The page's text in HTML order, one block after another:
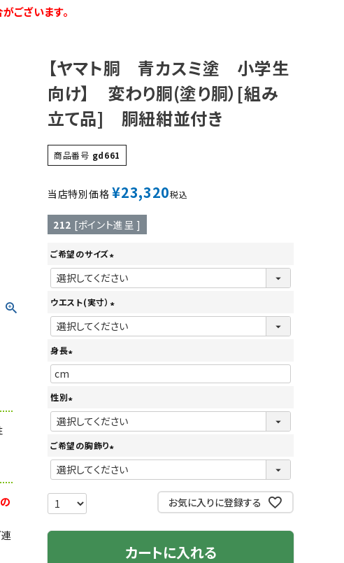
ツバ・ツバ止め
ございます。
【ヤマト胴 青カスミ塗 小学生
向け】 変わり胴(塗り胴）[組み
立て品] 胴紐紺並付き
商品番号 gd661
当店特別価格 ¥23,320税込
212 [ポイント進呈 ]
ご希望のサイズ
(
必
須
)
ウエスト(実寸）
(
必
身長
(
必
須
)
性別
(
必
須
)
ご希望の胸飾り
(
必
お気に入りに登録する
カートに入れる